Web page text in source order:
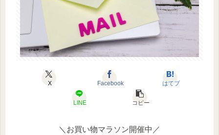
X Facebook はてブ
LINE コピー
＼お買い物マラソン開催中／